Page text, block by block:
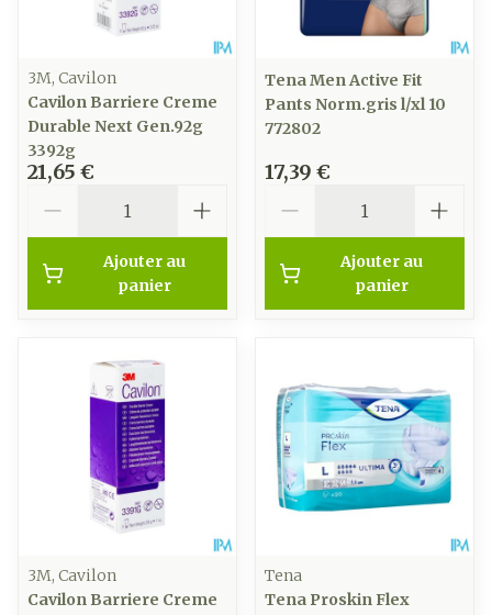
3M, Cavilon
Cavilon Barriere Creme
Durable Next Gen.92g
3392g
21,65 €
Ajouter au
panier
Tena Men Active Fit
Pants Norm.gris l/xl 10
772802
17,39 €
Ajouter au
panier
3M, Cavilon
Cavilon Barriere Creme
Tena
Tena Proskin Flex